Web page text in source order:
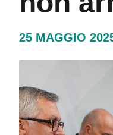
25 MAGGIO